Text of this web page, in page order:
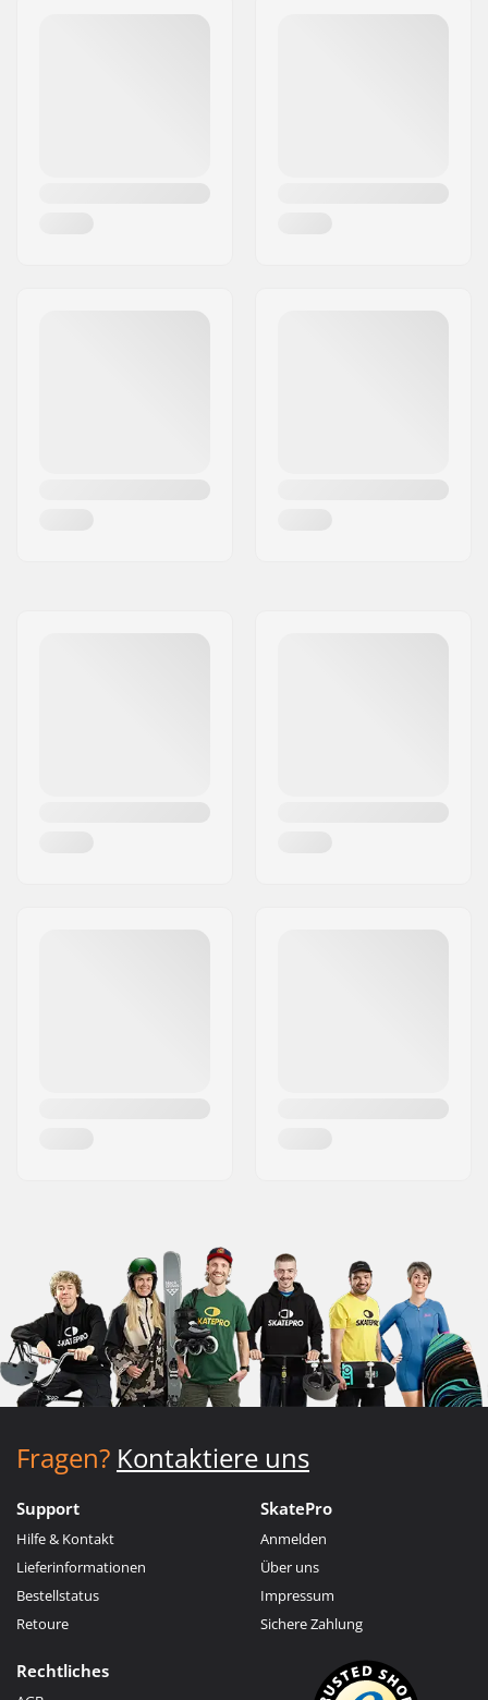
Fragen? Kontaktiere uns
Support
Hilfe & Kontakt
Lieferinformationen
Bestellstatus
Retoure
SkatePro
Anmelden
Über uns
Impressum
Sichere Zahlung
Rechtliches